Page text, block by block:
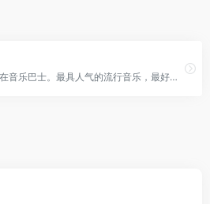
超好听的歌曲大全，在音乐巴士。最具人气的流行音乐，最好听的MP3歌曲试听免费下载